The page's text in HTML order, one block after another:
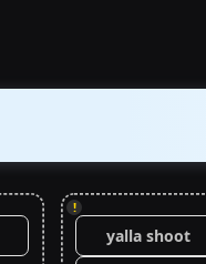
!
yalla shoot